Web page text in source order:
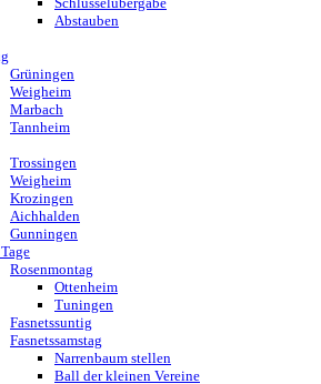
Abstauben
Grüningen
Weigheim
Marbach
Tannheim
Trossingen
Weigheim
Krozingen
Aichhalden
Gunningen
Rosenmontag
Ottenheim
Tuningen
Fasnetssuntig
Fasnetssamstag
Narrenbaum stellen
Ball der kleinen Vereine